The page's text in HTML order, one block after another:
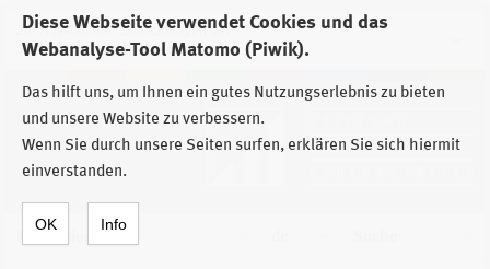
Diese Webseite verwendet Cookies und das
Webanalyse-Tool Matomo (Piwik).
Das hilft uns, um Ihnen ein gutes Nutzungserlebnis zu bieten
und unsere Website zu verbessern.
Wenn Sie durch unsere Seiten surfen, erklären Sie sich hiermit
einverstanden.
OK Info
Zur Auswahl der Einrichtungen der
Stiftung Sächsische Gedenkstätten